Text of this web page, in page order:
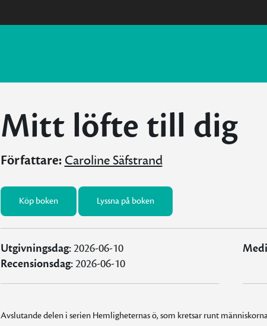
Mitt löfte till dig
Författare: Caroline Säfstrand
Köp boken Lyssna på boken
Utgivningsdag:2026-06-10
Recensionsdag:2026-06-10
Avslutande delen i serien Hemligheternas ö, som kretsar runt